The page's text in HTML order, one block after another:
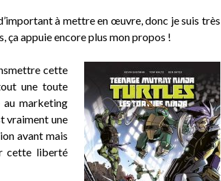
à mettre en œuvre, donc je suis très
ça appuie encore plus mon propos !
cette
une toute
au marketing
vraiment une
avant mais
cette liberté